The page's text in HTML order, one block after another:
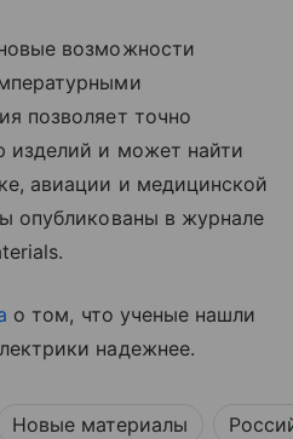
возможности
позволяет точно
изделий и может найти
авиации и медицинской
опубликованы в журнале
о том, что ученые нашли
надежнее.
Новые материалы